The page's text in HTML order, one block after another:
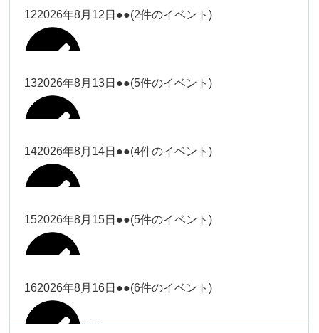
関谷
関谷
院長
関谷（17-
19時）
関谷（17-19時）
院長
Close Close
武井(9時ー18時)
関谷（17-
19時）
関谷（17-19時）
武井
武井
関谷（17-
19時）
関谷（17-19時）
小林
松本
Close
2026年8月4日
関谷（17-
Close
関谷（17-19時）
2026年8月6日
院長
院長
松本（9時ー18時）
2026年8月7日
Close
武井
2026年8月7日
関谷（17-
小林
Close Close
2026年8月8日
Close
武井
2026年8月8日
Close Close
塩川
2026年8月9日
大西
大西
小林
松本（9時
ー18時）
Close Close
松本（9時ー18時）
2026年8月10日
塩川（9時
Close Close
塩川（9時ー18時）
2026年8月11日
小林
Close Close
小林
2026年8月11日
122026年8月12日 ●●(2件のイベント)
塩川
塩川
松本
Close Close
松本
132026年8月13日 ●●(5件のイベント)
塩川
塩川
142026年8月14日 ●●(4件のイベント)
塩川
塩川
152026年8月15日 ●●(5件のイベント)
冨田（9時
162026年8月16日 ●●(6件のイベント)